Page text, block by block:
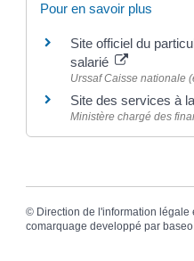
Pour en savoir plus
Site officiel du
salarié
Urssaf Caisse nationale
Site des services à
Ministère chargé des
© Direction de l'information légale
comarquage developpé par